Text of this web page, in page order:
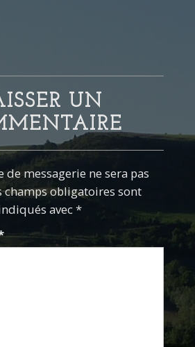
UN
de messagerie ne sera pas
champs obligatoires sont
avec *